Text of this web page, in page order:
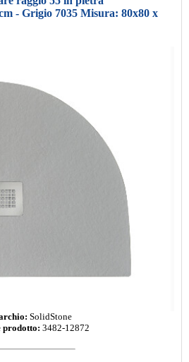
- Grigio 7035 Misura: 80x80 x
SolidStone
prodotto: 3482-12872